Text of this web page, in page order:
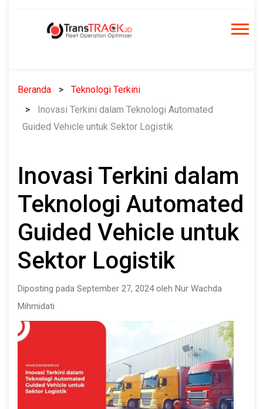
Beranda
Teknologi Terkini
Inovasi Terkini dalam Teknologi Automated
Guided Vehicle untuk Sektor Logistik
Inovasi Terkini dalam
Teknologi Automated
Guided Vehicle untuk
Sektor Logistik
Diposting pada September 27, 2024 oleh Nur Wachda
Mihmidati